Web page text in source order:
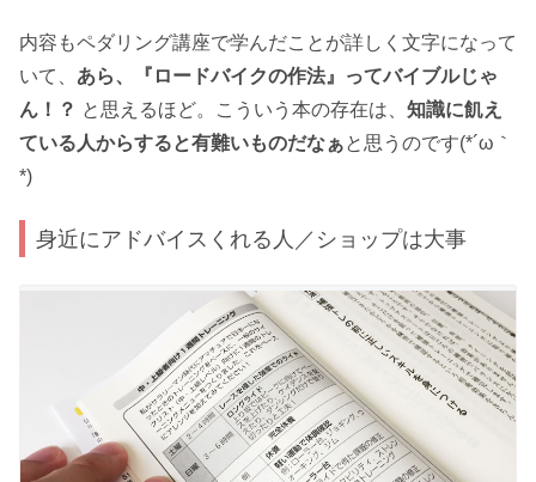
内容もペダリング講座で学んだことが詳しく文字になって
いて、 あら、『ロードバイクの作法』ってバイブルじゃ
ん！？ と思えるほど。こういう本の存在は、 知識に飢え
ている人からすると有難いものだなぁと思うのです(*´ω｀
*)
身近にアドバイスくれる人／ショップは大事